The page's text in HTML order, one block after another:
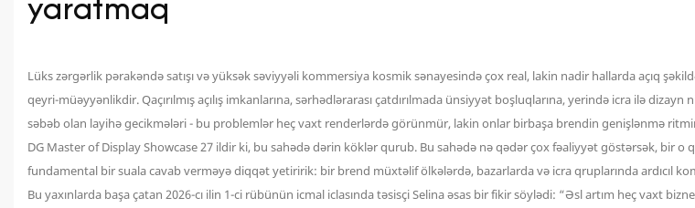
yaratmaq
Lüks zərgərlik pərakəndə satışı və yüksək səviyyəli kommersiya kosmik sənayesində çox real, lakin nadir hallarda açıq
qeyri-müəyyənlikdir. Qaçırılmış açılış imkanlarına, sərhədlərarası çatdırılmada ünsiyyət boşluqlarına, yerində icra ilə
səbəb olan layihə gecikmələri - bu problemlər heç vaxt renderlərdə görünmür, lakin onlar birbaşa brendin genişlənmə
DG Master of Display Showcase 27 ildir ki, bu sahədə dərin köklər qurub. Bu sahədə nə qədər çox fəaliyyət göstərsək, bir
fundamental bir suala cavab verməyə diqqət yetiririk: bir brend müxtəlif ölkələrdə, bazarlarda və icra qruplarında ardıcıl
Bu yaxınlarda başa çatan 2026-cı ilin 1-ci rübünün icmal iclasında təsisçi Selina əsas bir fikir söylədi: “Əsl artım heç vaxt